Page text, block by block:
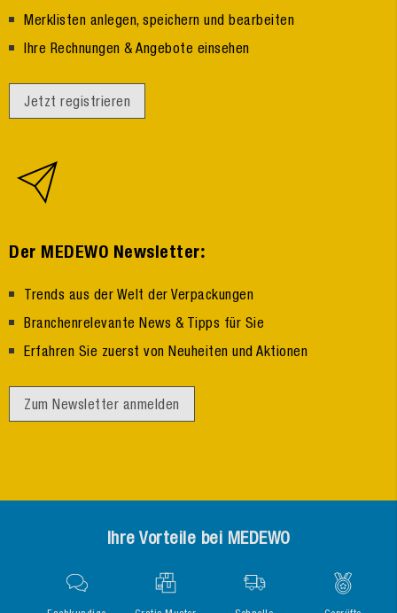
Merklisten anlegen, speichern und bearbeiten
Ihre Rechnungen & Angebote einsehen
Jetzt registrieren
Der MEDEWO Newsletter:
Trends aus der Welt der Verpackungen
Branchenrelevante News & Tipps für Sie
Erfahren Sie zuerst von Neuheiten und Aktionen
Zum Newsletter anmelden
Ihre Vorteile bei MEDEWO